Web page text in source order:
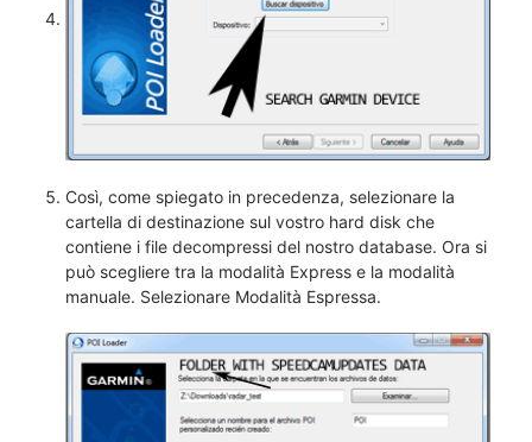
Così, come spiegato in precedenza, selezionare la
cartella di destinazione sul vostro hard disk che
contiene i file decompressi del nostro database. Ora si
può scegliere tra la modalità Express e la modalità
manuale. Selezionare Modalità Espressa.